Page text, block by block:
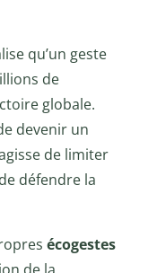
qu’un geste
de
globale.
devenir un
de limiter
défendre la
écogestes
de la